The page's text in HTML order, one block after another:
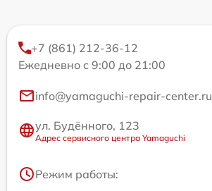
+7 (861) 212-36-12
Ежедневно с 9:00 до 21:00
info@yamaguchi-repair-center.ru
ул. Будённого, 123
Адрес сервисного центра Yamaguchi
Режим работы: